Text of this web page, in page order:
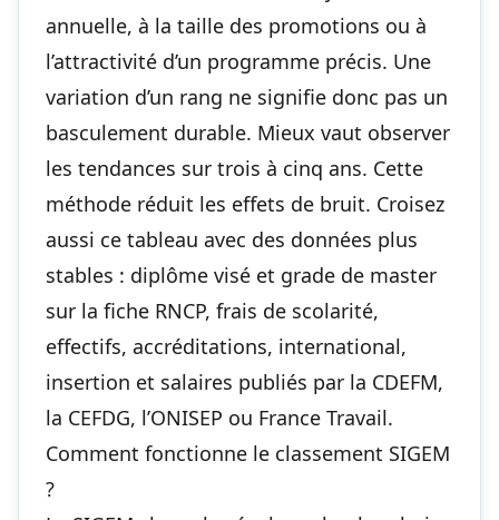
annuelle, à la taille des promotions ou à
l’attractivité d’un programme précis. Une
variation d’un rang ne signifie donc pas un
basculement durable. Mieux vaut observer
les tendances sur trois à cinq ans. Cette
méthode réduit les effets de bruit. Croisez
aussi ce tableau avec des données plus
stables : diplôme visé et grade de master
sur la fiche RNCP, frais de scolarité,
effectifs, accréditations, international,
insertion et salaires publiés par la CDEFM,
la CEFDG, l’ONISEP ou France Travail.
Comment fonctionne le classement SIGEM
?